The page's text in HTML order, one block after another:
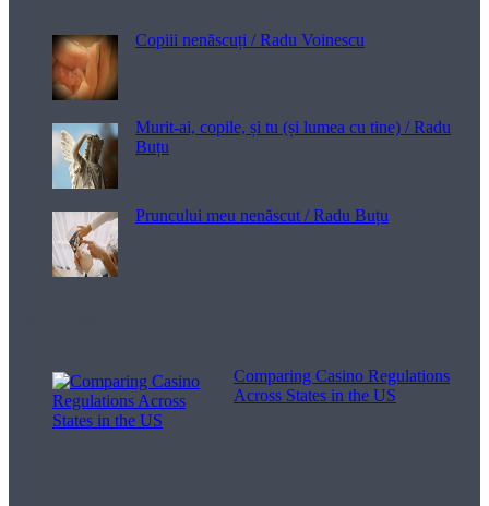
Copiii nenăscuți / Radu Voinescu
Murit-ai, copile, și tu (și lumea cu tine) / Radu
Buțu
Pruncului meu nenăscut / Radu Buțu
Comparing Casino Regulations
Across States in the US